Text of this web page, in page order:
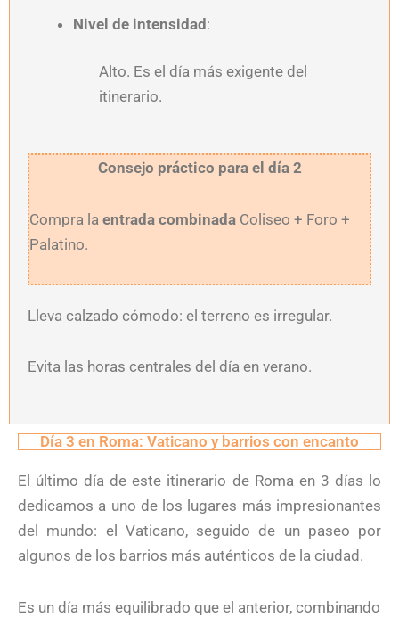
Nivel de intensidad:
Alto. Es el día más exigente del
itinerario.
Consejo práctico para el día 2
Compra la entrada combinada Coliseo + Foro +
Palatino.
Lleva calzado cómodo: el terreno es irregular.
Evita las horas centrales del día en verano.
Día 3 en Roma: Vaticano y barrios con encanto
El último día de este itinerario de Roma en 3 días lo
dedicamos a uno de los lugares más impresionantes
del mundo: el Vaticano, seguido de un paseo por
algunos de los barrios más auténticos de la ciudad.
Es un día más equilibrado que el anterior, combinando